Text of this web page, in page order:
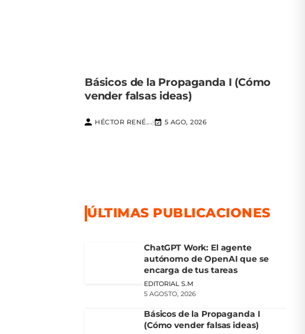
Básicos de la Propaganda I (Cómo
vender falsas ideas)
HÉCTOR RENÉ...| 5 AGO, 2026
ÚLTIMAS PUBLICACIONES
ChatGPT Work: El agente
autónomo de OpenAI que se
encarga de tus tareas
EDITORIAL S.M
5 AGOSTO, 2026
Básicos de la Propaganda I
(Cómo vender falsas ideas)